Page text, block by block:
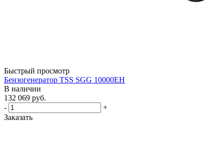
Быстрый просмотр
Бензогенератор TSS SGG 10000EH
В наличии
132 069 руб.
-
+
Заказать